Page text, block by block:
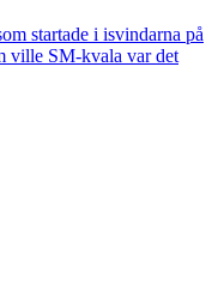
startade i isvindarna på
ville SM-kvala var det